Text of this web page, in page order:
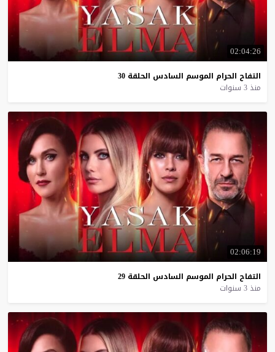
02:04:26
التفاح الحرام الموسم السادس الحلقة 30
منذ 3 سنوات
02:06:19
التفاح الحرام الموسم السادس الحلقة 29
منذ 3 سنوات